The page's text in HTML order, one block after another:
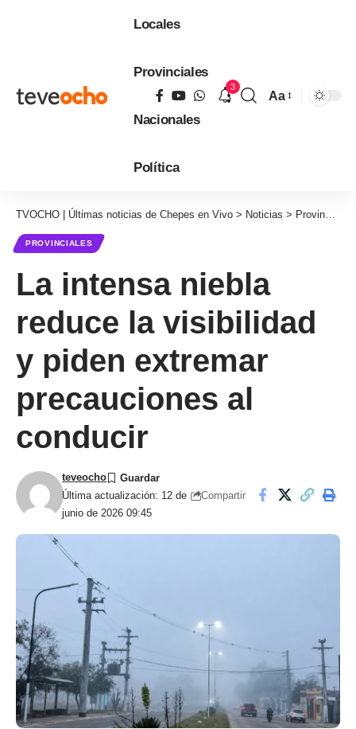
Locales
Provinciales
Nacionales
Política
3
Aa
TVOCHO | Últimas noticias de Chepes en Vivo > Noticias > Provinciales
PROVINCIALES
La intensa niebla
reduce la visibilidad
y piden extremar
precauciones al
conducir
Última actualización: 12 de
junio de 2026 09:45
teveocho
Compartir